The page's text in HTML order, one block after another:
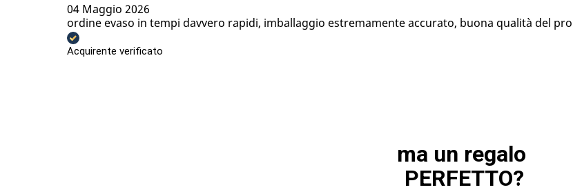
04 Maggio 2026
ordine evaso in tempi davvero rapidi, imballaggio estremamente accurato, buona qualità del
Acquirente verificato
ma un regalo
PERFETTO?